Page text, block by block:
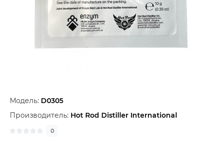
Модель: D0305
Производитель: Hot Rod Distiller International
0